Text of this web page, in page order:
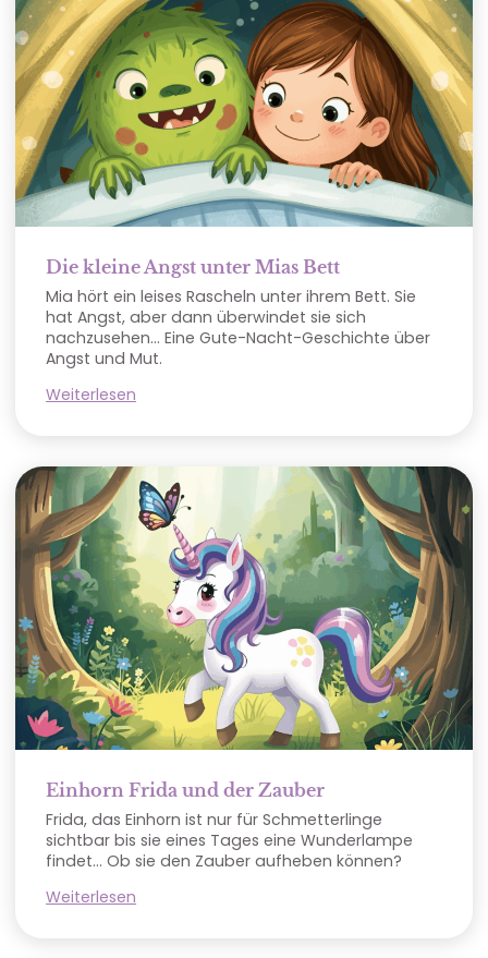
Die kleine Angst unter Mias Bett
Mia hört ein leises Rascheln unter ihrem Bett. Sie
hat Angst, aber dann überwindet sie sich
nachzusehen… Eine Gute-Nacht-Geschichte über
Angst und Mut.
Weiterlesen
Einhorn Frida und der Zauber
Frida, das Einhorn ist nur für Schmetterlinge
sichtbar bis sie eines Tages eine Wunderlampe
findet… Ob sie den Zauber aufheben können?
Weiterlesen